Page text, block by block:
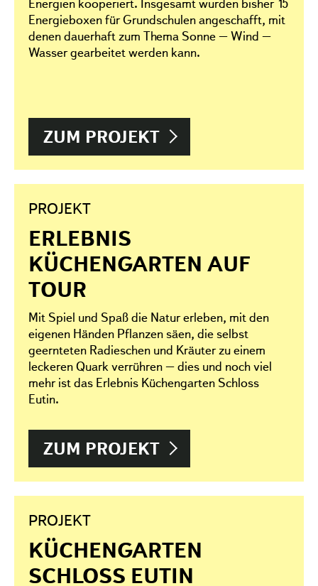
Energieboxen für Grundschulen angeschafft, mit
denen dauerhaft zum Thema Sonne – Wind –
Wasser gearbeitet werden kann.
ZUM PROJEKT
PROJEKT
ERLEBNIS
KÜCHENGARTEN AUF
TOUR
Mit Spiel und Spaß die Natur erleben, mit den
eigenen Händen Pflanzen säen, die selbst
geernteten Radieschen und Kräuter zu einem
leckeren Quark verrühren – dies und noch viel
mehr ist das Erlebnis Küchengarten Schloss
Eutin.
ZUM PROJEKT
PROJEKT
KÜCHENGARTEN
SCHLOSS EUTIN